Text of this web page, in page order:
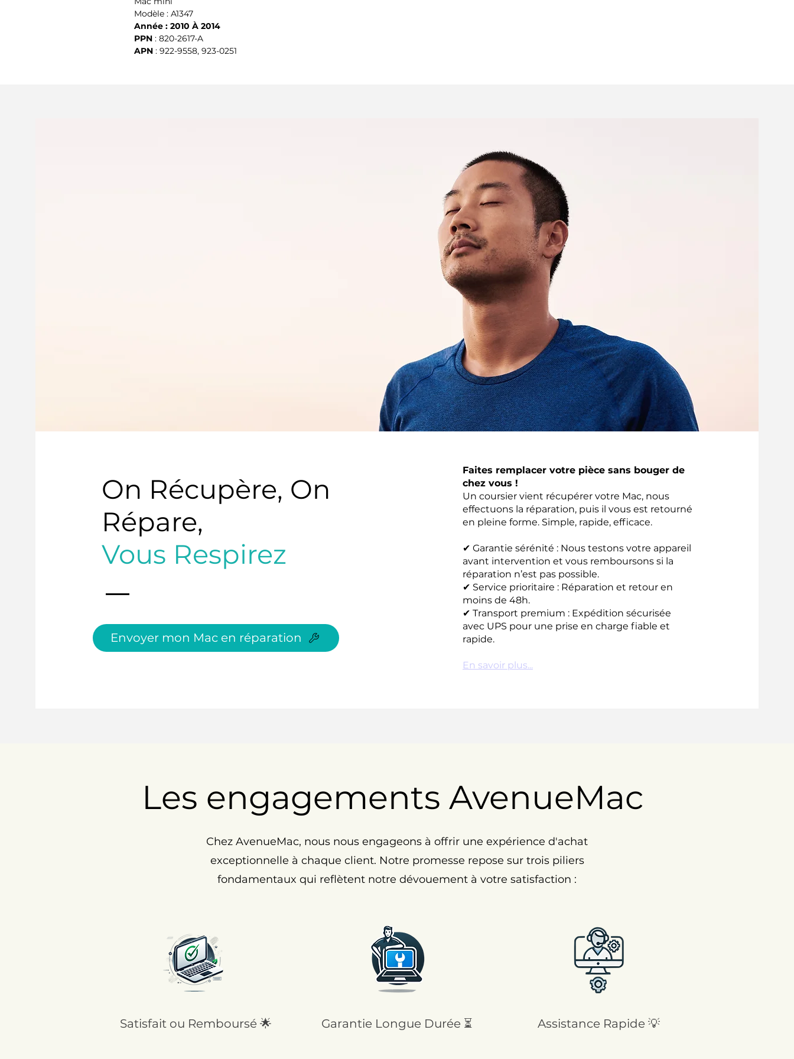
Modèle : A1347
Année : 2010 À 2014
PPN : 820-2617-A
APN : 922-9558, 923-0251
On Récupère, On
Répare,
Vous Respirez
Envoyer mon Mac en réparation
Faites remplacer votre pièce sans bouger de
chez vous !
Un coursier vient récupérer votre Mac, nous
effectuons la réparation, puis il vous est retourné
en pleine forme. Simple, rapide, efficace.
✔ Garantie sérénité : Nous testons votre appareil
avant intervention et vous remboursons si la
réparation n’est pas possible.
✔ Service prioritaire : Réparation et retour en
moins de 48h.
✔ Transport premium : Expédition sécurisée
avec UPS pour une prise en charge fiable et
rapide.
En savoir plus...
Les engagements AvenueMac
Chez AvenueMac, nous nous engageons à offrir une expérience d'achat
exceptionnelle à chaque client. Notre promesse repose sur trois piliers
fondamentaux qui reflètent notre dévouement à votre satisfaction :
Satisfait ou Remboursé 🌟 Garantie Longue Durée ⏳ Assistance Rapide 💡